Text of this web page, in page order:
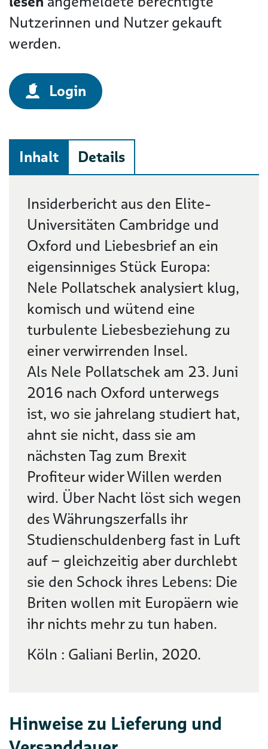
Nutzerinnen und Nutzer gekauft
werden.
Login
Inhalt Details
Beschreibung
Insiderbericht aus den Elite-
Universitäten Cambridge und
Oxford und Liebesbrief an ein
eigensinniges Stück Europa:
Nele Pollatschek analysiert klug,
komisch und wütend eine
turbulente Liebesbeziehung zu
einer verwirrenden Insel.
Als Nele Pollatschek am 23. Juni
2016 nach Oxford unterwegs
ist, wo sie jahrelang studiert hat,
ahnt sie nicht, dass sie am
nächsten Tag zum Brexit
Profiteur wider Willen werden
wird. Über Nacht löst sich wegen
des Währungszerfalls ihr
Studienschuldenberg fast in Luft
auf – gleichzeitig aber durchlebt
sie den Schock ihres Lebens: Die
Briten wollen mit Europäern wie
ihr nichts mehr zu tun haben.
Köln : Galiani Berlin, 2020.
Hinweise zu Lieferung und